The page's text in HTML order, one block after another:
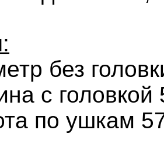
без
с головкой
по ушкам